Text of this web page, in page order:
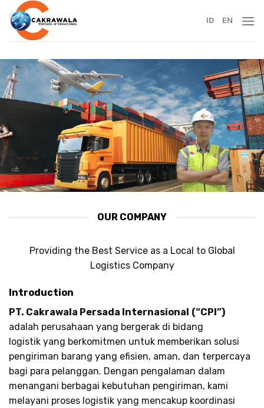
Skip
content
ID EN
OUR COMPANY
Providing the Best Service as a Local to Global
Logistics Company
Introduction
PT. Cakrawala Persada Internasional (“CPI”)
adalah perusahaan yang bergerak di bidang
logistik yang berkomitmen untuk memberikan solusi
pengiriman barang yang efisien, aman, dan terpercaya
bagi para pelanggan. Dengan pengalaman dalam
menangani berbagai kebutuhan pengiriman, kami
melayani proses logistik yang mencakup koordinasi